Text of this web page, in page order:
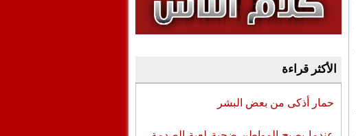
الأكثر قراءة
حمار أذكى من بعض البشر